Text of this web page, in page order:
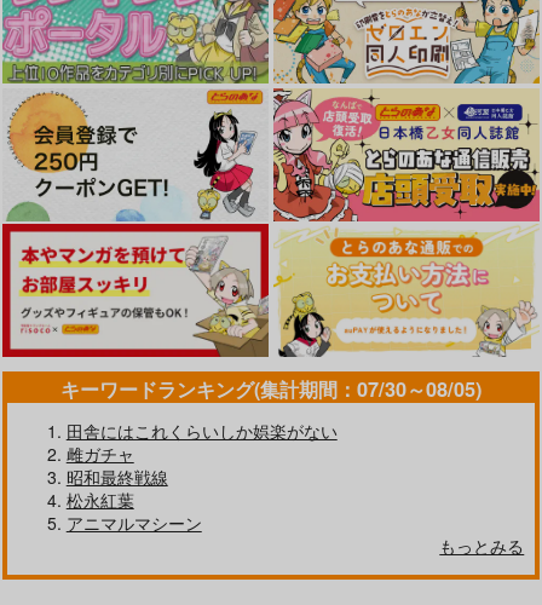
キーワードランキング(集計期間：07/30～08/05)
田舎にはこれくらいしか娯楽がない
雌ガチャ
昭和最終戦線
松永紅葉
アニマルマシーン
もっとみる